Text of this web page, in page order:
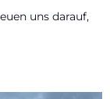
uns darauf,